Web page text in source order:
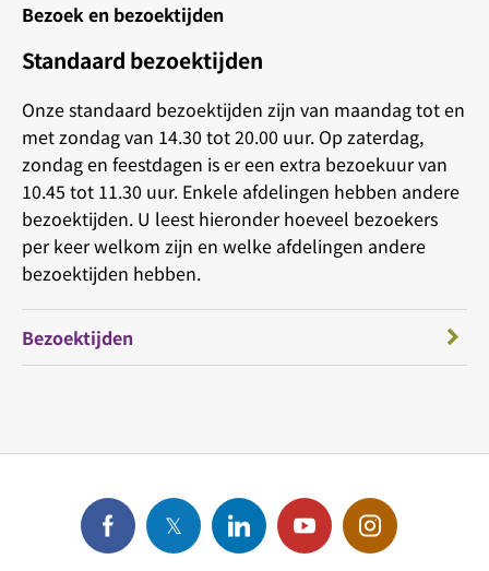
Bezoek en bezoektijden
Standaard bezoektijden
Onze standaard bezoektijden zijn van maandag tot en
met zondag van 14.30 tot 20.00 uur. Op zaterdag,
zondag en feestdagen is er een extra bezoekuur van
10.45 tot 11.30 uur. Enkele afdelingen hebben andere
bezoektijden. U leest hieronder hoeveel bezoekers
per keer welkom zijn en welke afdelingen andere
bezoektijden hebben.
Bezoektijden